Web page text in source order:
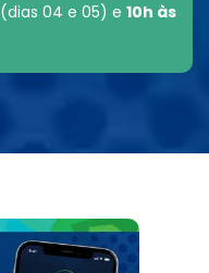
(dias 04 e 05) e 10h às